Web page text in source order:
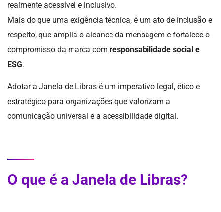
realmente acessível e inclusivo.
Mais do que uma exigência técnica, é um ato de inclusão e
respeito, que amplia o alcance da mensagem e fortalece o
compromisso da marca com responsabilidade social e
ESG.
Adotar a Janela de Libras é um imperativo legal, ético e
estratégico para organizações que valorizam a
comunicação universal e a acessibilidade digital.
O que é a Janela de Libras?